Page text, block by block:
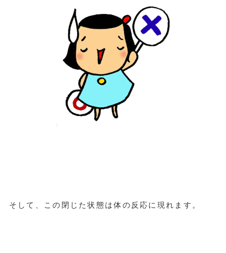
そして、この閉じた状態は体の反応に現れます。